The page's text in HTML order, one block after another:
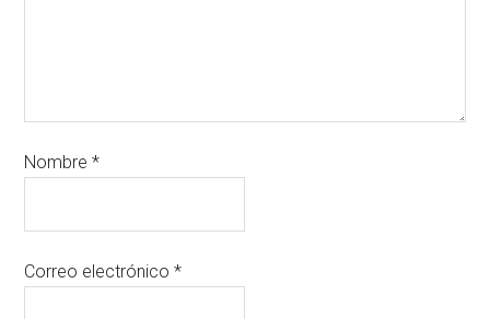
Nombre*
Correo electrónico*